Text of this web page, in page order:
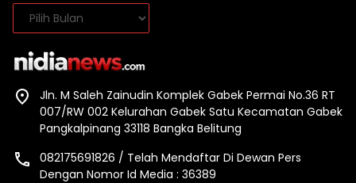
Arsip
Jln. M Saleh Zainudin Komplek Gabek Permai No.36 RT
007/RW 002 Kelurahan Gabek Satu Kecamatan Gabek
Pangkalpinang 33118 Bangka Belitung
082175691826 / Telah Mendaftar Di Dewan Pers
Dengan Nomor Id Media : 36389